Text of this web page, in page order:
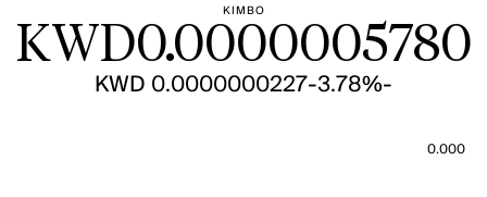
KIMBO
KWD0.0000005780
-3.78%
-KWD 0.0000000227
0.000